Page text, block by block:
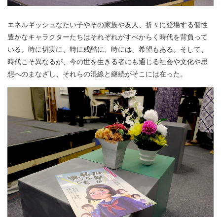
エネルギッシュなたい子やその家族や友人、折々に登場する個性
豊かなキャラクターたちはそれぞれがすべからく時代を背負って
いる。時に切実に、時に残酷に、時には、希望もある。そして、
時代こそ異なるが、今の世を生きる者にも通じる社会や文化や思
想へのまなざし、それらの混線と継続がそこには在った。